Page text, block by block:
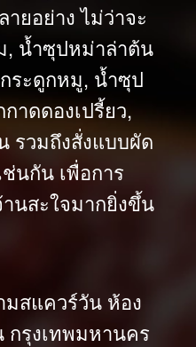
ยอย่าง ไม่ว่าจะ
, น้ำซุปหม่าล่าต้น
ระดูกหมู, น้ำซุป
าดดองเปรี้ยว,
รวมถึงสั่งแบบผัด
นกัน เพื่อการ
นสะใจมากยิ่งขึ้น
มสแควร์วัน ห้อง
กรุงเทพมหานคร